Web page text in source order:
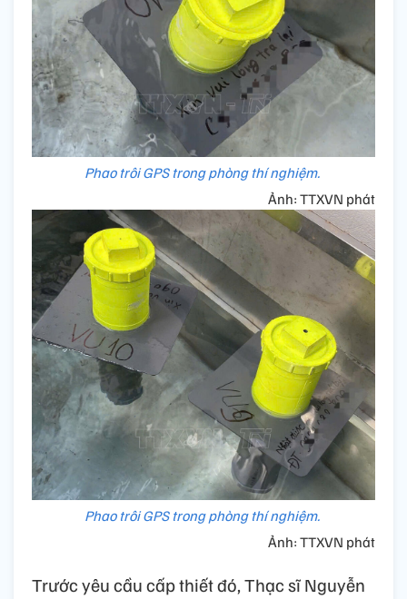
Phao trôi GPS trong phòng thí nghiệm.
Ảnh: TTXVN phát
Phao trôi GPS trong phòng thí nghiệm.
Ảnh: TTXVN phát
Trước yêu cầu cấp thiết đó, Thạc sĩ Nguyễn